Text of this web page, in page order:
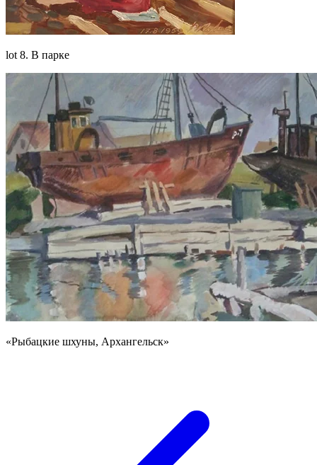
lot 8. В парке
«Рыбацкие шхуны, Архангельск»